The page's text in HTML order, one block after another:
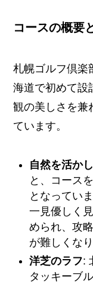
コースの概要
札幌ゴルフ倶楽
海道で初めて設
観の美しさを兼
ています。
自然を活か
と、コース
となってい
一見優しく
められ、攻
が難しくなり
洋芝のラフ:
タッキーブ